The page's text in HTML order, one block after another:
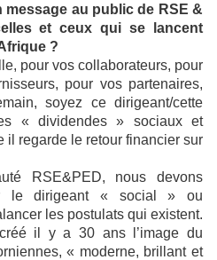
au public de RSE &
et ceux qui se lancent
?
pour vos collaborateurs, pour
pour vos partenaires,
soyez ce dirigeant/cette
« dividendes » sociaux et
il regarde le retour financier sur
RSE&PED, nous devons
le dirigeant « social » ou
les postulats qui existent.
il y a 30 ans l’image du
« moderne, brillant et